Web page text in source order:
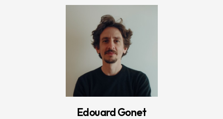
Edouard Gonet